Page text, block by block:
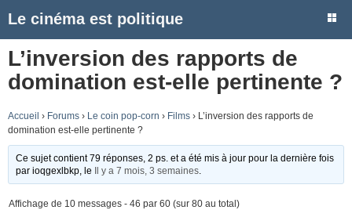
Le cinéma est politique
L’inversion des rapports de
domination est-elle pertinente ?
Accueil › Forums › Le coin pop-corn › Films › L’inversion des rapports de
domination est-elle pertinente ?
Ce sujet contient 79 réponses, 2 ps. et a été mis à jour pour la dernière fois
parioqgexlbkp , le Il y a 7 mois, 3 semaines
Affichage de 10 messages - 46 par 60 (sur 80 au total)